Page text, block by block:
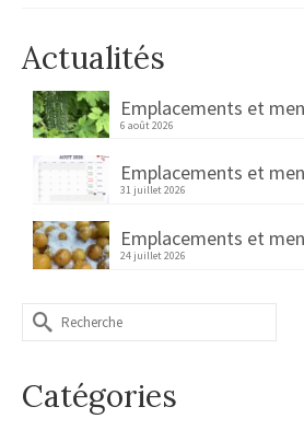
Actualités
Emplacements et
6 août 2026
Emplacements et
31 juillet 2026
Emplacements et
24 juillet 2026
Rechercher :
Catégories